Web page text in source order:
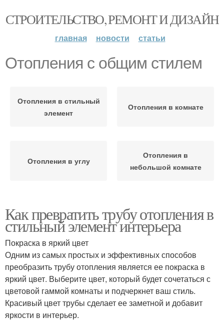
СТРОИТЕЛЬСТВО, РЕМОНТ И ДИЗАЙН
главная новости статьи
Отопления с общим стилем
Отопления в стильный
элемент
Отопления в комнате
Отопления в углу
Отопления в
небольшой комнате
Как превратить трубу отопления в
стильный элемент интерьера
Покраска в яркий цвет
Одним из самых простых и эффективных способов
преобразить трубу отопления является ее покраска в
яркий цвет. Выберите цвет, который будет сочетаться с
цветовой гаммой комнаты и подчеркнет ваш стиль.
Красивый цвет трубы сделает ее заметной и добавит
яркости в интерьер.